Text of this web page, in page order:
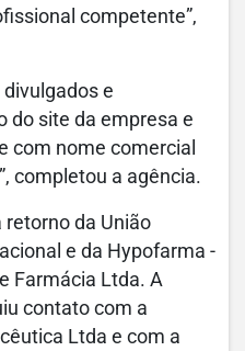
competente”,
e
do site da empresa e
com nome comercial
completou a agência.
retorno da União
e da Hypofarma -
Farmácia Ltda. A
contato com a
Ltda e com a